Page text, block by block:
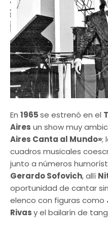
En 1965se estrenó en el
Aires un show muy
Aires Canta al Mundo»;
cuadros musicales
junto a números
Gerardo Sofovich, allí
oportunidad de cantar
elenco con figuras como
Rivasy el bailarín de